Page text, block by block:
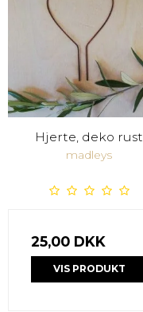
Hjerte, deko rust
madleys
25,00 DKK
VIS PRODUKT